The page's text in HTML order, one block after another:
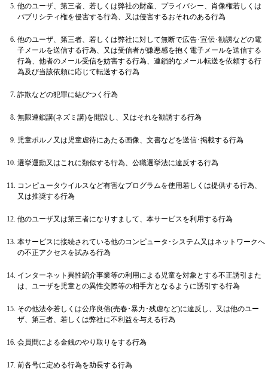
他のユーザ、第三者、若しくは弊社の財産、プライバシー、肖像権若しくは
パブリシティ権を侵害する行為、又は侵害するおそれのある行為
他のユーザ、第三者、若しくは弊社に対して無断で広告･宣伝･勧誘などの電
子メールを送信する行為、又は受信者が嫌悪感を抱く電子メールを送信する
行為、他者のメール受信を妨害する行為、連鎖的なメール転送を依頼する行
為及び当該依頼に応じて転送する行為
詐欺などの犯罪に結びつく行為
無限連鎖講(ネズミ講)を開設し、又はそれを勧誘する行為
児童ポルノ又は児童虐待にあたる画像、文書などを送信･掲載する行為
選挙運動又はこれに類似する行為、公職選挙法に違反する行為
コンピュータウイルスなど有害なプログラムを使用若しくは提供する行為、
又は推奨する行為
他のユーザ又は第三者になりすまして、本サービスを利用する行為
本サービスに接続されている他のコンピュータ･システム又はネットワークへ
の不正アクセスを試みる行為
インターネット異性紹介事業等の利用による児童を対象とする不正誘引また
は、ユーザを児童との異性交際等の相手方となるように誘引する行為
その他法令若しくは公序良俗(売春･暴力･残虐など)に違反し、又は他のユー
ザ、第三者、若しくは弊社に不利益を与える行為
会員間による金銭のやり取りをする行為
前各号に定める行為を助長する行為